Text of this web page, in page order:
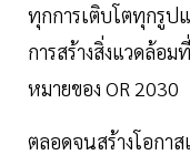
ทุกการเติบโตทุกรูป
การสร้างสิ่งแวดล้อ
หมายของ OR 2030
ตลอดจนสร้างโอกา